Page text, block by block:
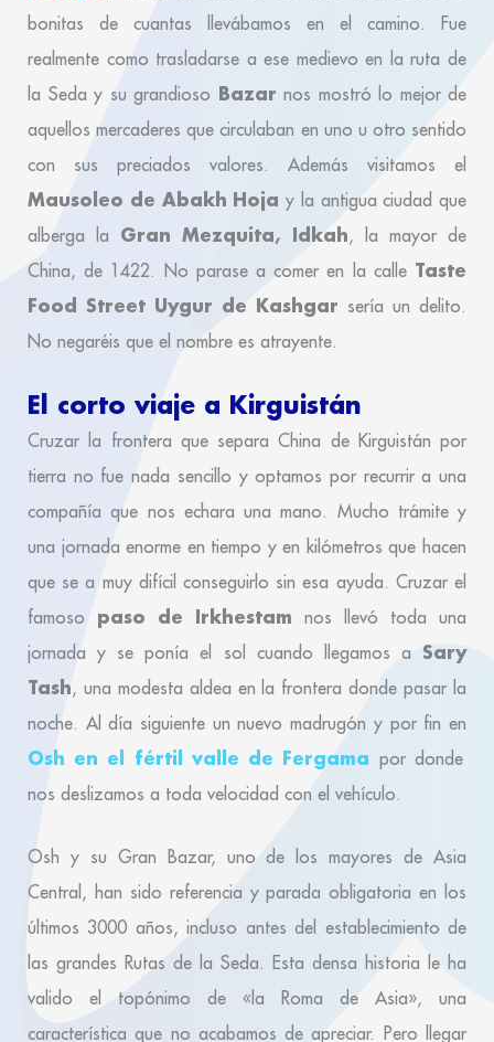
bonitas de cuantas llevábamos en el camino. Fue
realmente como trasladarse a ese medievo en la ruta de
la Seda y su grandioso Bazar nos mostró lo mejor de
aquellos mercaderes que circulaban en uno u otro sentido
con sus preciados valores. Además visitamos el
Mausoleo de Abakh Hoja y la antigua ciudad que
alberga la Gran Mezquita, Idkah, la mayor de
China, de 1422. No parase a comer en la calle Taste
Food Street Uygur de Kashgar sería un delito.
No negaréis que el nombre es atrayente.
El corto viaje a Kirguistán
Cruzar la frontera que separa China de Kirguistán por
tierra no fue nada sencillo y optamos por recurrir a una
compañía que nos echara una mano. Mucho trámite y
una jornada enorme en tiempo y en kilómetros que hacen
que se a muy difícil conseguirlo sin esa ayuda. Cruzar el
famoso paso de Irkhestam nos llevó toda una
jornada y se ponía el sol cuando llegamos a Sary
Tash, una modesta aldea en la frontera donde pasar la
noche. Al día siguiente un nuevo madrugón y por fin en
Osh en el fértil valle de Fergama por donde
nos deslizamos a toda velocidad con el vehículo.
Osh y su Gran Bazar, uno de los mayores de Asia
Central, han sido referencia y parada obligatoria en los
últimos 3000 años, incluso antes del establecimiento de
las grandes Rutas de la Seda. Esta densa historia le ha
valido el topónimo de «la Roma de Asia», una
característica que no acabamos de apreciar. Pero llegar